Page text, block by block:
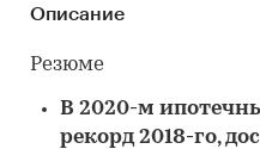
Описание
Резюме
В 2020-м
рекорд 2018-го,